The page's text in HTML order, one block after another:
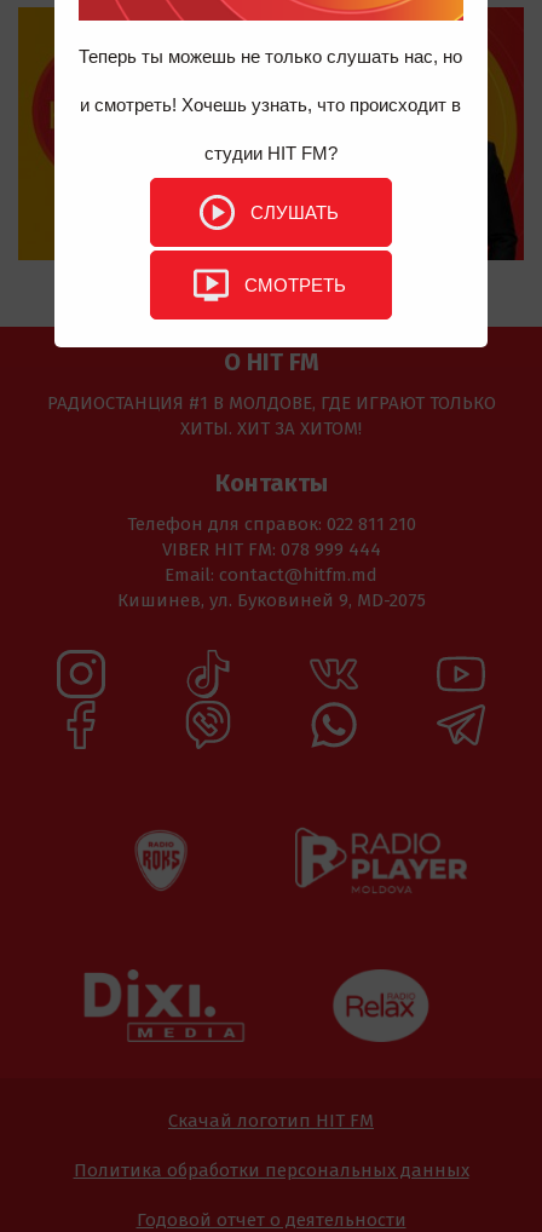
Теперь ты можешь не только слушать нас, но
и смотреть! Хочешь узнать, что происходит в
студии HIT FM?
СЛУШАТЬ
СМОТРЕТЬ
О HIT FM
РАДИОСТАНЦИЯ #1 В МОЛДОВЕ, ГДЕ ИГРАЮТ ТОЛЬКО
ХИТЫ. ХИТ ЗА ХИТОМ!
Контакты
Телефон для справок: 022 811 210
VIBER HIT FM: 078 999 444
Email: contact@hitfm.md
Кишинев, ул. Буковиней 9, MD-2075
Скачай логотип HIT FM
Политика обработки персональных данных
Годовой отчет о деятельности